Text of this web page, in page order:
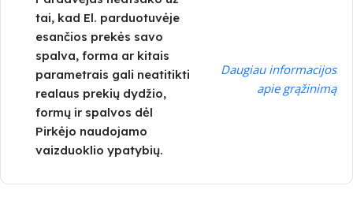
tai, kad El. parduotuvėje
esančios prekės savo
spalva, forma ar kitais
parametrais gali neatitikti
realaus prekių dydžio,
formų ir spalvos dėl
Pirkėjo naudojamo
vaizduoklio ypatybių.
Daugiau informacijos
apie grąžinimą